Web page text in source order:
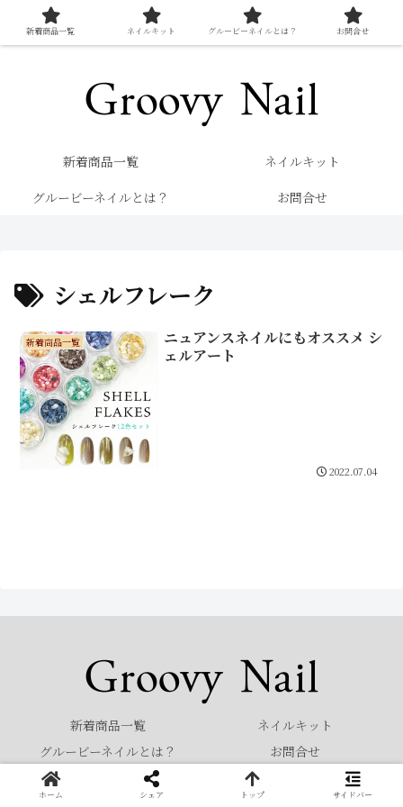
新着商品一覧
ネイルキット
グルービーネイルとは？
お問合せ
シェルフレーク
新着商品一覧
ニュアンスネイルにもオススメ シ
ェルアート
2022.07.04
新着商品一覧
ネイルキット
グルービーネイルとは？
お問合せ
© 2022 Groovy Nail.
新着商品一覧 ネイルキット グルービーネイルとは？ お問合せ
ホーム シェア トップ サイドバー